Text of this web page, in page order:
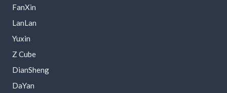
FanXin
LanLan
Yuxin
Z Cube
DianSheng
DaYan